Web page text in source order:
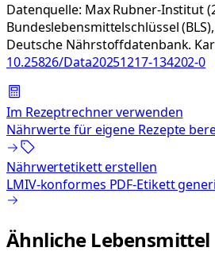
Datenquelle: Max Rubner-Institut
Bundeslebensmittelschlüssel
Deutsche Nährstoffdatenbank.
10.25826/Data20251217-134202-0
Im Rezeptrechner verwenden
Nährwerte für eigene Rezepte
Nährwertetikett erstellen
LMIV-konformes PDF-Etikett
Ähnliche Lebensmittel